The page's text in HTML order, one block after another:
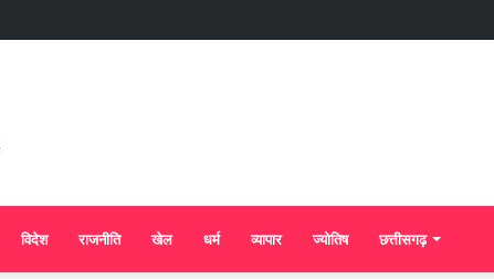
विदेश राजनीति खेल धर्म व्यापार ज्योतिष छत्तीसगढ़